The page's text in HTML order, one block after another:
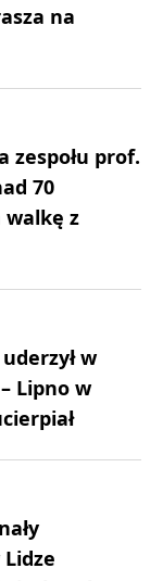
na
zespołu prof.
70
walkę z
w
Lipno w